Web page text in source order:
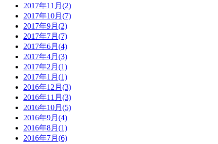
2017年11月(2)
2017年10月(7)
2017年9月(2)
2017年7月(7)
2017年6月(4)
2017年4月(3)
2017年2月(1)
2017年1月(1)
2016年12月(3)
2016年11月(3)
2016年10月(5)
2016年9月(4)
2016年8月(1)
2016年7月(6)